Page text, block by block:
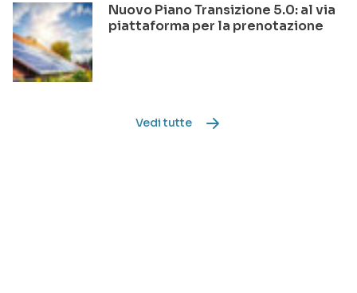
Nuovo Piano Transizione 5.0: al via
piattaforma per la prenotazione
Vedi tutte